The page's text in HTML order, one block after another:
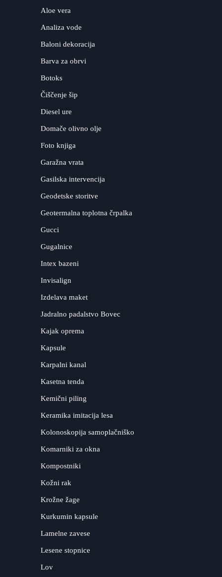
Aloe vera
Analiza vode
Baloni dekoracija
Barva za obrvi
Botoks
Čiščenje šip
Diesel ure
Domače olivno olje
Foto knjiga
Garažna vrata
Gasilska intervencija
Geodetske storitve
Geotermalna toplotna črpalka
Gucci
Gugalnice
Intex bazeni
Invisalign
Izdelava maket
Jadralno padalstvo Bovec
Kajak oprema
Kapsule
Karpalni kanal
Kasetna tenda
Kemični piling
Keramika imitacija lesa
Kolonoskopija samoplačniško
Komarniki za okna
Kompostniki
Kožni rak
Krožne žage
Kurkumin kapsule
Lamelne zavese
Lesene stopnice
Lov